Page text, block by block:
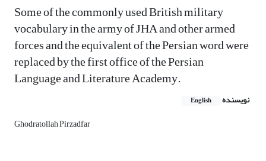
Some of the commonly used British military
vocabulary in the army of JHA and other armed
forces and the equivalent of the Persian word were
replaced by the first office of the Persian
Language and Literature Academy.
نویسنده English
Ghodratollah Pirzadfar